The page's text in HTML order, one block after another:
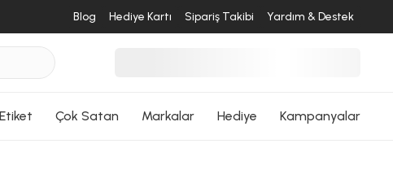
Blog Hediye Kartı Sipariş Takibi Yardım & Destek
Etiket Çok Satan Markalar Hediye Kampanyalar